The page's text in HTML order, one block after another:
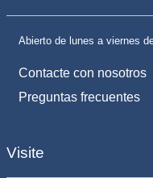
Abierto de lunes a viernes
Contacte con nosotros
Preguntas frecuentes
Visite